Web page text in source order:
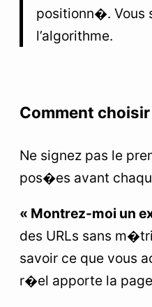
positionn�. Vous
l’algorithme.
Comment
Ne signez pas le
pos�es avant
« Montrez-moi un
des URLs sans
savoir ce que vous
r�el apporte la